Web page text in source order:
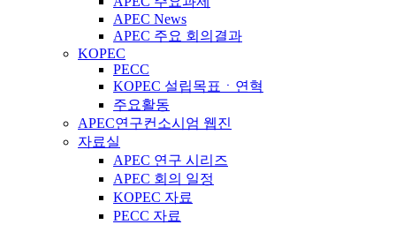
APEC News
APEC 주요 회의결과
KOPEC
PECC
KOPEC 설립목표ㆍ연혁
주요활동
APEC연구컨소시엄 웹진
자료실
APEC 연구 시리즈
APEC 회의 일정
KOPEC 자료
PECC 자료